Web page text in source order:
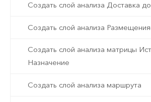
Создать слой анализа Доставка
Создать слой анализа
Создать слой анализа матрицы
Назначение
Создать слой анализа маршрута